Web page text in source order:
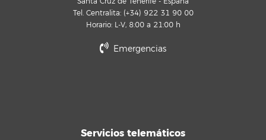
Tel. Centralita: (+34) 922 31 90 00
Horario: L-V, 8:00 a 21:00 h
Emergencias
Servicios telemáticos